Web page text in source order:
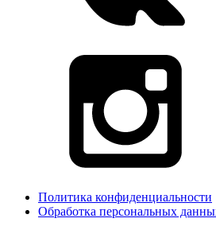
Политика конфиденциальности
Обработка персональных